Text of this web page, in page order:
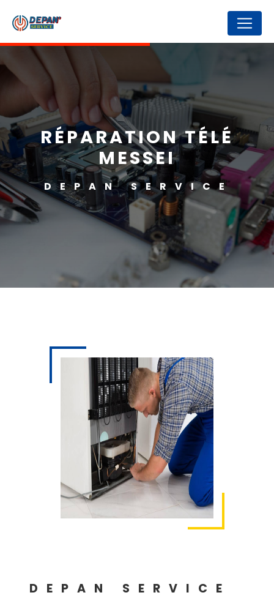
RÉPARATION TÉLÉ
MESSEI
DEPAN SERVICE
DEPAN SERVICE